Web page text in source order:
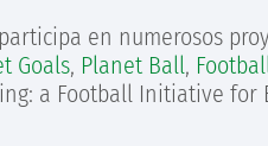
en numerosos
Goals, Planet Ball,
a Football Initiative